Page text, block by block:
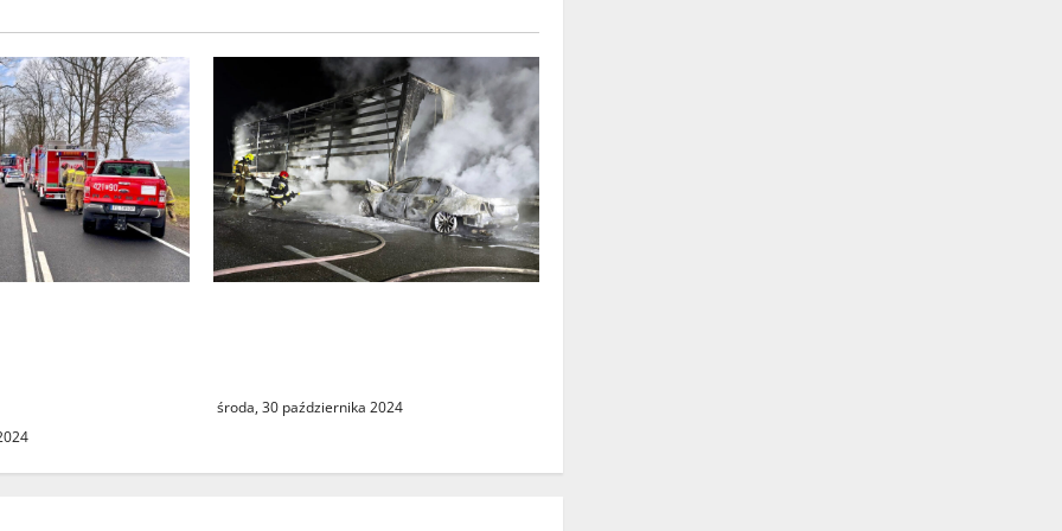
środa, 30 października 2024